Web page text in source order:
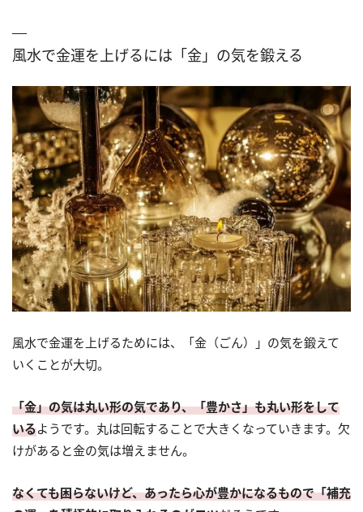
風水で金運を上げるには「金」の気を鍛える
風水で金運を上げるためには、「金（ごん）」の気を鍛えて
いくことが大切。
「金」の気は丸い形の気であり、「豊かさ」も丸い形をして
いるようです。丸は回転することで大きくなっていきます。欠
けがあると金の気は増えません。
なくても困らないけど、あったら心が豊かになるもので「補充